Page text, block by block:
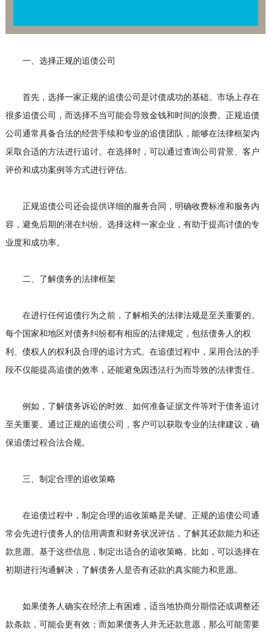
一、选择正规的追债公司
首先，选择一家正规的追债公司是讨债成功的基础。市场上存在
很多追债公司，而选择不当可能会导致金钱和时间的浪费。正规追债
公司通常具备合法的经营手续和专业的追债团队，能够在法律框架内
采取合适的方法进行追讨。在选择时，可以通过查询公司背景、客户
评价和成功案例等方式进行评估。
正规追债公司还会提供详细的服务合同，明确收费标准和服务内
容，避免后期的潜在纠纷。选择这样一家企业，有助于提高讨债的专
业度和成功率。
二、了解债务的法律框架
在进行任何追债行为之前，了解相关的法律法规是至关重要的。
每个国家和地区对债务纠纷都有相应的法律规定，包括债务人的权
利、债权人的权利及合理的追讨方式。在追债过程中，采用合法的手
段不仅能提高追债的效率，还能避免因违法行为而导致的法律责任。
例如，了解债务诉讼的时效、如何准备证据文件等对于债务追讨
至关重要。通过正规的追债公司，客户可以获取专业的法律建议，确
保追债过程合法合规。
三、制定合理的追收策略
在追债过程中，制定合理的追收策略是关键。正规的追债公司通
常会先进行债务人的信用调查和财务状况评估，了解其还款能力和还
款意愿。基于这些信息，制定出适合的追收策略。比如，可以选择在
初期进行沟通解决，了解债务人是否有还款的真实能力和意愿。
如果债务人确实在经济上有困难，适当地协商分期偿还或调整还
款条款，可能会更有效；而如果债务人并无还款意愿，那么可能需要